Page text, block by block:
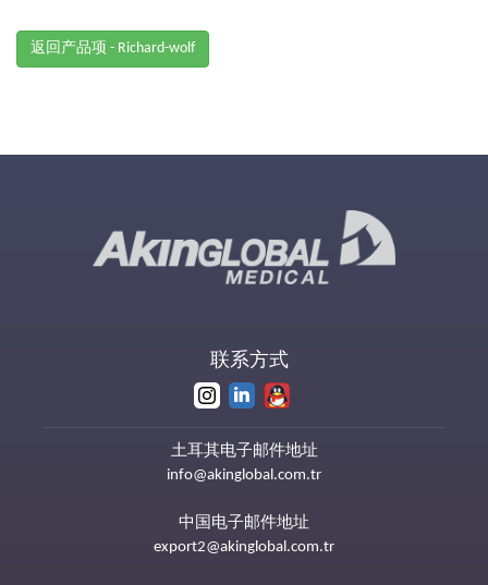
返回产品项 - Richard-wolf
联系方式
土耳其电子邮件地址
info@akinglobal.com.tr
中国电子邮件地址
export2@akinglobal.com.tr